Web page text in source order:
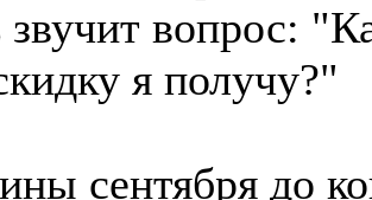
звучит вопрос:
я получу?"
сентября до